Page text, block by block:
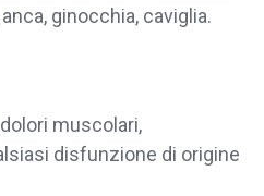
ginocchia, caviglia.
muscolari,
disfunzione di origine